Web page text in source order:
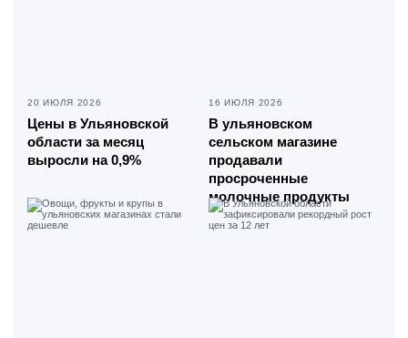
20 ИЮЛЯ 2026
Цены в Ульяновской
области за месяц
выросли на 0,9%
16 ИЮЛЯ 2026
В ульяновском
сельском магазине
продавали
просроченные
молочные продукты